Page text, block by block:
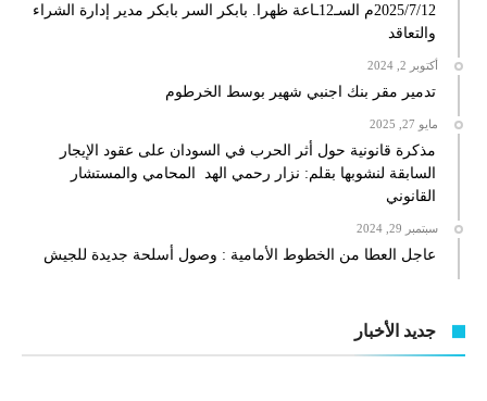
2025/7/12م السـ12ـاعة ظهرا. بابكر السر بابكر مدير إدارة الشراء
والتعاقد
أكتوبر 2, 2024
تدمير مقر بنك اجنبي شهير بوسط الخرطوم
مايو 27, 2025
مذكرة قانونية حول أثر الحرب في السودان على عقود الإيجار
السابقة لنشوبها بقلم: نزار رحمي الهد المحامي والمستشار
القانوني
سبتمبر 29, 2024
عاجل العطا من الخطوط الأمامية : وصول أسلحة جديدة للجيش
جديد الأخبار